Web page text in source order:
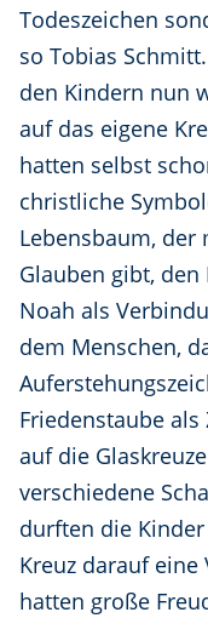
Todeszeichen
so Tobias
den Kindern nun
auf das eigene
hatten selbst
christliche
Lebensbaum, der
Glauben gibt, den
Noah als
dem Menschen,
Friedenstaube als
auf die
verschiedene
durften die
Kreuz darauf
hatten große